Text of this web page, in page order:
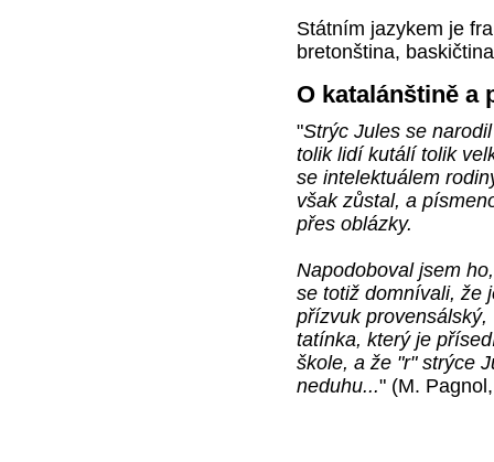
Státním jazykem je
bretonština,
O katalánštině a
"Strýc Jules se
tolik lidí kutálí tolik
se intelektuálem
však zůstal, a
přes oblázky.
Napodoboval jsem
se totiž domnívali, že
přízvuk
tatínka, který je
škole, a že "r" strýce
neduhu..." (M.